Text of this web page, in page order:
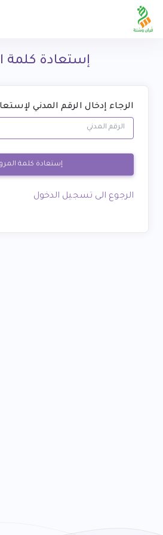
إستعادة كلمة
الرجاء إدخال الرقم المدني
إستعادة كلمة
الرجوع الى تسجيل الدخول